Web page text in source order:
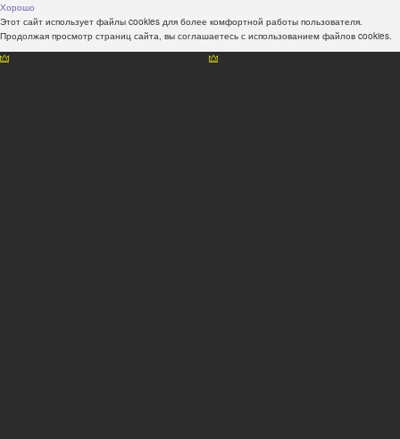
Хорошо
Этот сайт использует файлы cookies для более комфортной работы пользователя.
Продолжая просмотр страниц сайта, вы соглашаетесь с использованием файлов cookies.